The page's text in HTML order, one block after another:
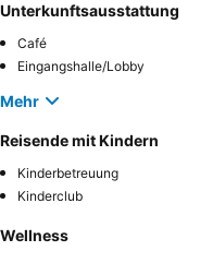
Unterkunftsausstattung
Café
Eingangshalle/Lobby
Mehr
Reisende mit Kindern
Kinderbetreuung
Kinderclub
Wellness